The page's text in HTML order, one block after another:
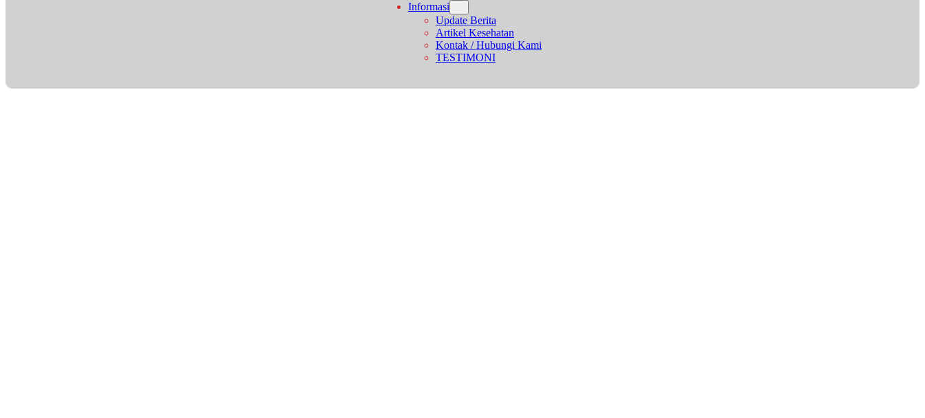
Informasi
Update Berita
Artikel Kesehatan
Kontak / Hubungi Kami
TESTIMONI